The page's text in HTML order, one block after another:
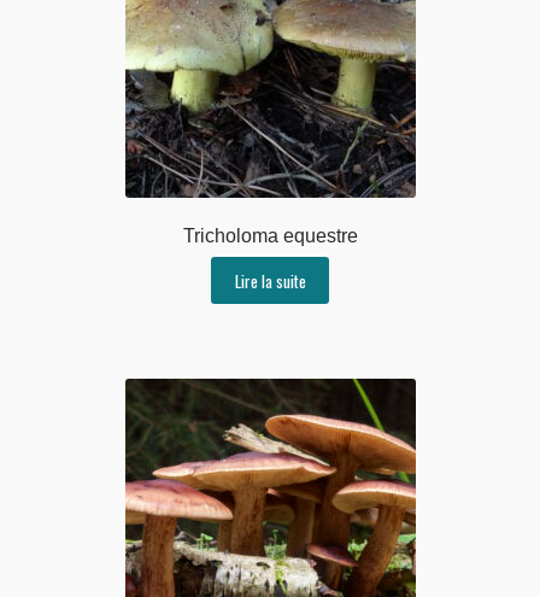
Tricholoma equestre
Lire la suite